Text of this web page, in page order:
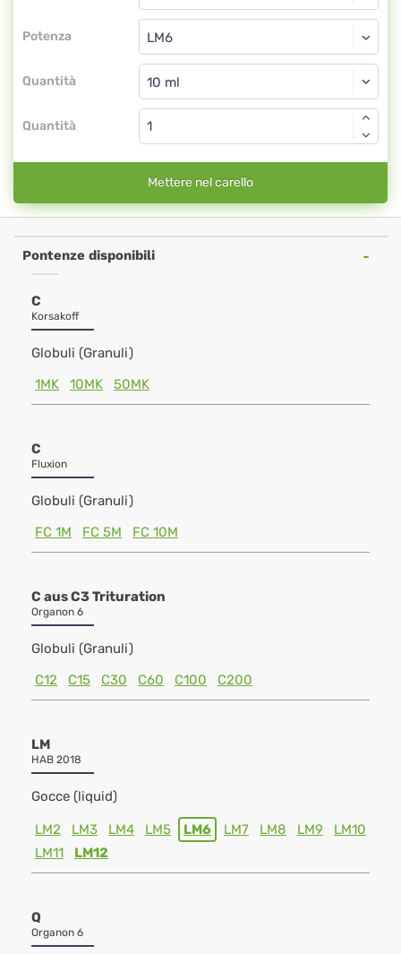
Potenza
Gocce
LM6
Quantità
Gocce
Quantità
Mettere nel carello
Pontenze disponibili
C
Korsakoff
Globuli (Granuli)
1MK
10MK 50MK
C
Fluxion
Globuli (Granuli)
FC 1M
FC 5M FC 10M
C aus C3 Trituration
Organon 6
Globuli (Granuli)
C12
C15 C30 C60 C100 C200
LM
HAB 2018
Gocce (liquid)
LM2 LM3 LM4 LM5 LM6 LM7 LM8 LM9
LM10
LM11
LM12
Q
Organon 6